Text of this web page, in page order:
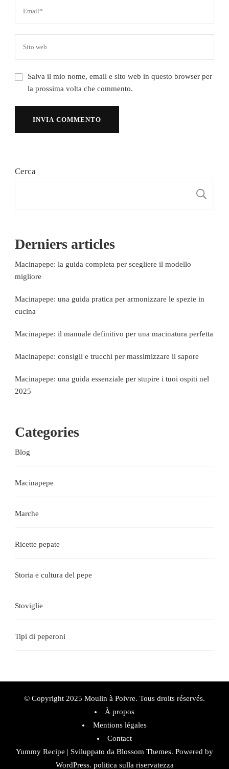
Salva il mio nome, email e sito web in questo browser per
la prossima volta che commento.
Cerca
Derniers articles
Macinapepe: la guida completa per scegliere il modello
migliore
Macinapepe: una guida pratica per armonizzare le spezie in
cucina
Macinapepe: il manuale definitivo per una macinatura perfetta
Macinapepe: consigli e trucchi per massimizzare il sapore
Macinapepe: una guida essenziale per stupire i tuoi ospiti nel
2025
Categories
Blog
Macinapepe
Marche
Ricette pepate
Storia e cultura del pepe
Stoviglie
Tipi di peperoni
© Copyright 2025 Moulin à Poivre. Tous droits réservés.
À propos
Mentions légales
Contact
Yummy Recipe | Sviluppato da Blossom Themes. Powered by
WordPress. politica sulla riservatezza